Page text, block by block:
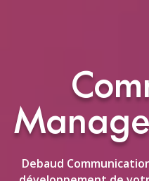
Debaud